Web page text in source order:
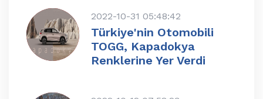
2022-10-31 05:48:42
Türkiye'nin Otomobili
TOGG, Kapadokya
Renklerine Yer Verdi